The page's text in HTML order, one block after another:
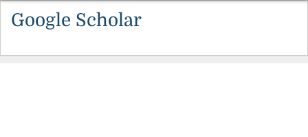
Google Scholar